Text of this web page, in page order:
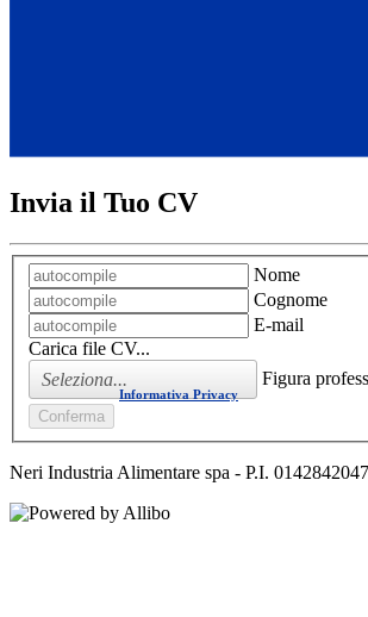
Invia il Tuo CV
Nome
Cognome
E-mail
Carica file CV...
Figura
Informativa Privacy
Neri Industria Alimentare spa - P.I.